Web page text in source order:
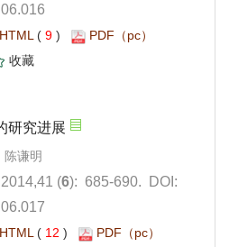
9 )
): 685-690. DOI:
12 )